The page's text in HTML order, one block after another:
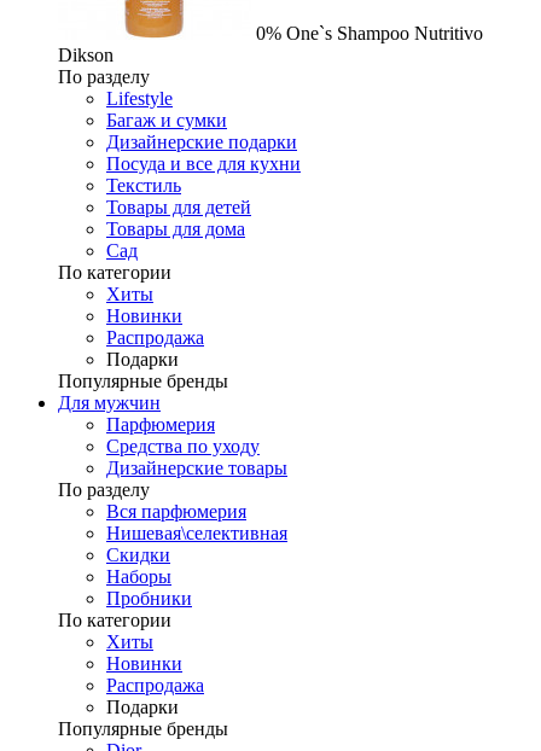
0% One`s Shampoo Nutritivo
Dikson
По разделу
Lifestyle
Багаж и сумки
Дизайнерские подарки
Посуда и все для кухни
Текстиль
Товары для детей
Товары для дома
Сад
По категории
Хиты
Новинки
Распродажа
Подарки
Популярные бренды
Для мужчин
Парфюмерия
Средства по уходу
Дизайнерские товары
По разделу
Вся парфюмерия
Нишевая\селективная
Скидки
Наборы
Пробники
По категории
Хиты
Новинки
Распродажа
Подарки
Популярные бренды